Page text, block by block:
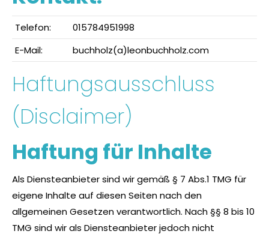
Telefon:
015784951998
E-Mail:
buchholz(a)leonbuchholz.com
Haftungsausschluss
(Disclaimer)
Haftung für Inhalte
Als Diensteanbieter sind wir gemäß § 7 Abs.1 TMG für
eigene Inhalte auf diesen Seiten nach den
allgemeinen Gesetzen verantwortlich. Nach §§ 8 bis 10
TMG sind wir als Diensteanbieter jedoch nicht